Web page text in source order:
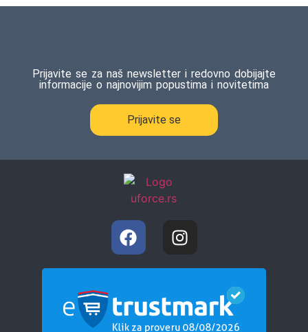
Prijavite se za naš newsletter i redovno dobijajte
informacije o najnovijim popustima i novitetima
Prijavite se